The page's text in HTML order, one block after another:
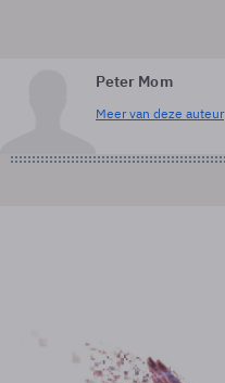
Peter Mom
Meer van deze auteur